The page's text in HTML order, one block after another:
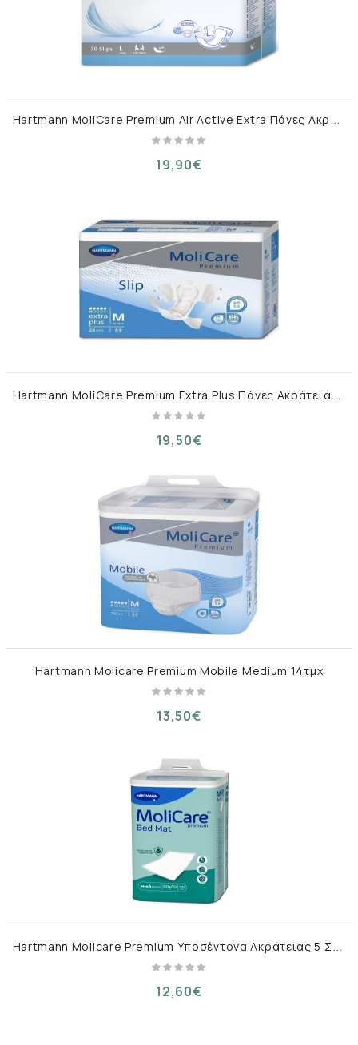
H
artmann MoliCare Premium Air Active Extra Πάνες Ακράτειας Large 30τμχ
19,90€
H
artmann MoliCare Premium Extra Plus Πάνες Ακράτειας Medium 30τμχ
19,50€
Hartmann Molicare Premium Mobile Medium 14τμχ
13,50€
H
artmann Molicare Premium Υποσέντονα Ακράτειας 5 Σταγόνων 60x90cm 30τμχ
12,60€